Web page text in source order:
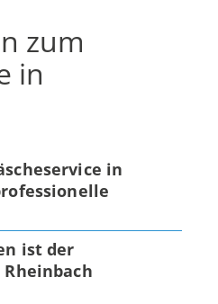
zum
in
in
ist der